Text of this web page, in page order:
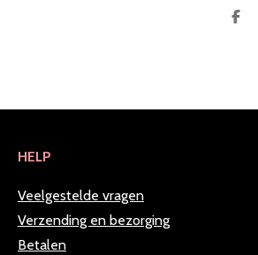
D
HELP
Veelgestelde vragen
Verzending en bezorging
Betalen